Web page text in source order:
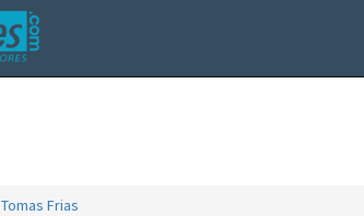
Frias